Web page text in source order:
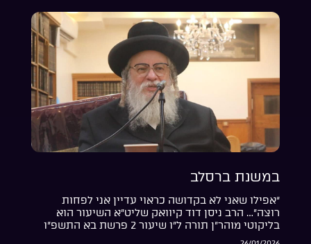
במשנת ברסלב
“אפילו שאני לא בקדושה כראוי עדיין אני לפחות
רוצה”… הרב ניסן דוד קיוואק שליט”א השיעור הוא
בליקוטי מוהר”ן תורה ל”ו שיעור 2 פרשת בא התשפ”ו